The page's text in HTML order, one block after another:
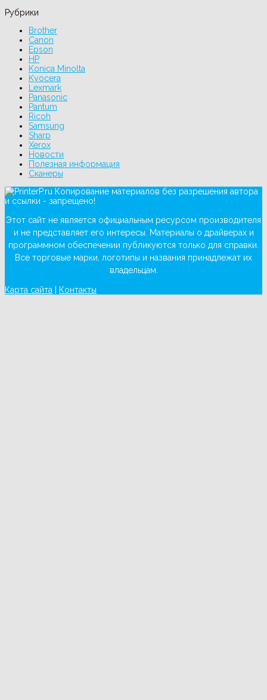
Рубрики
Brother
Canon
Epson
HP
Konica Minolta
Kyocera
Lexmark
Panasonic
Pantum
Ricoh
Samsung
Sharp
Xerox
Новости
Полезная информация
Сканеры
Копирование материалов без разрешения автора
и ссылки - запрещено!
Этот сайт не является официальным ресурсом производителя
и не представляет его интересы. Материалы о драйверах и
программном обеспечении публикуются только для справки.
Все торговые марки, логотипы и названия принадлежат их
владельцам.
Карта сайта Контакты